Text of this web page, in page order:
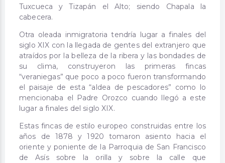
Tuxcueca y Tizapán el Alto; siendo Chapala la
cabecera.
Otra oleada inmigratoria tendría lugar a finales del
siglo XIX con la llegada de gentes del extranjero que
atraídos por la belleza de la ribera y las bondades de
su clima, construyeron las primeras fincas
“veraniegas” que poco a poco fueron transformando
el paisaje de esta “aldea de pescadores” como lo
mencionaba el Padre Orozco cuando llegó a este
lugar a finales del siglo XIX.
Estas fincas de estilo europeo construidas entre los
años de 1878 y 1920 tomaron asiento hacia el
oriente y poniente de la Parroquia de San Francisco
de Asís sobre la orilla y sobre la calle que